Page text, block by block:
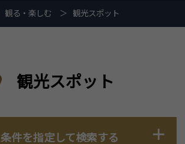
観る・楽しむ 観光スポット
観光スポット
条件を指定して検索する